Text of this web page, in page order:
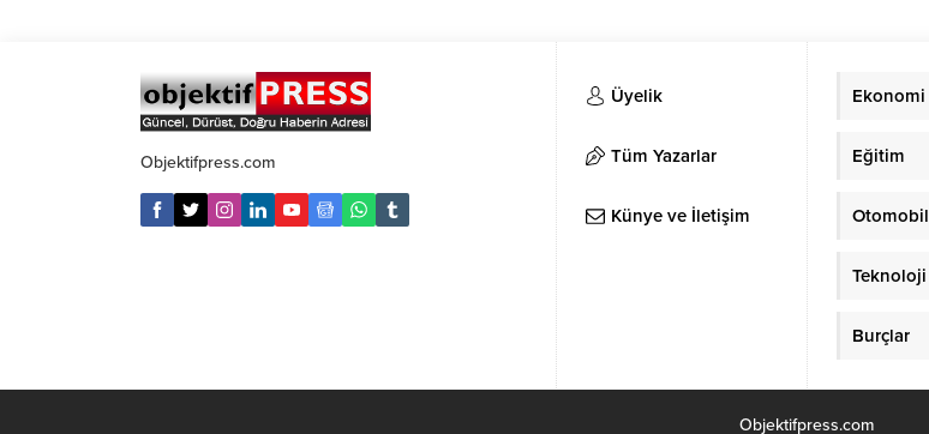
Objektifpress.com
Üyelik
Tüm Yazarlar
Künye ve İletişim
Ekonomi
Eğitim
Otomobil
Teknoloji
Burçlar
Objektifpress.com